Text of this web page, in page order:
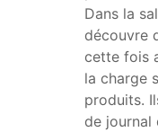
Dans la
découvre
cette fois
la charge
produits.
de journal